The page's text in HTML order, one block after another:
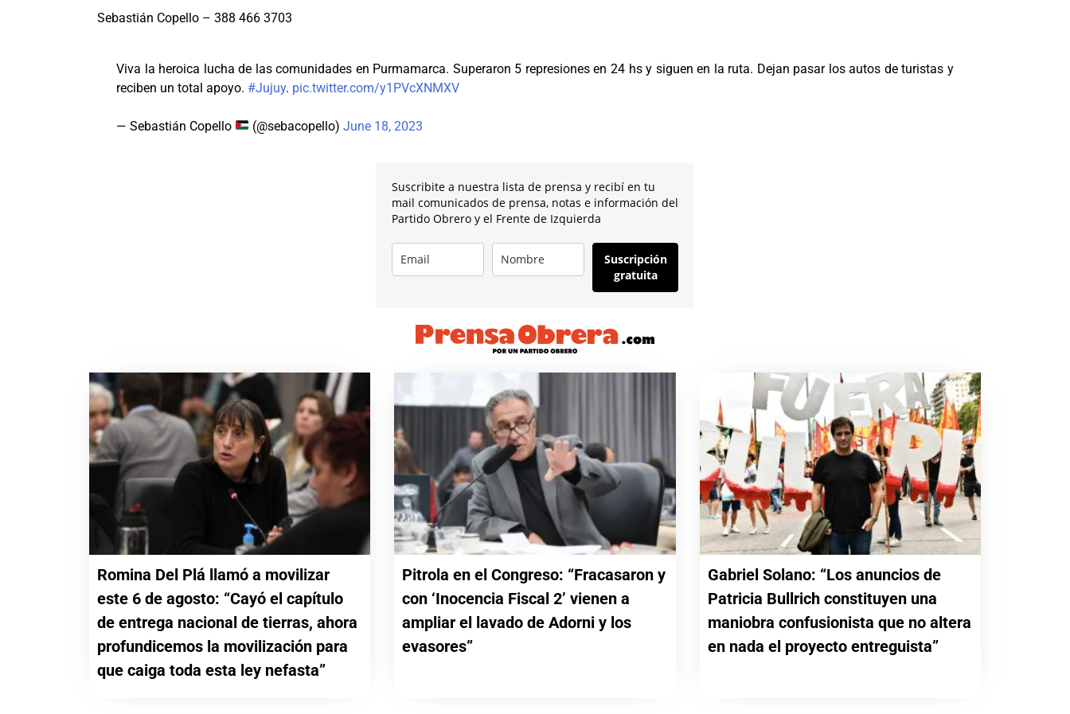
Sebastián Copello – 388 466 3703
Viva la heroica lucha de las comunidades en Purmamarca. Superaron 5 represiones en 24 hs y siguen en la ruta. Dejan pasar los autos de turistas y
reciben un total apoyo. #Jujuy. pic.twitter.com/y1PVcXNMXV
— Sebastián Copello (@sebacopello)June 18, 2023
Suscribite a nuestra lista de prensa y recibí en tu
mail comunicados de prensa, notas e información del
Partido Obrero y el Frente de Izquierda
Suscripción
gratuita
Romina Del Plá llamó a movilizar
este 6 de agosto: “Cayó el capítulo
de entrega nacional de tierras, ahora
profundicemos la movilización para
que caiga toda esta ley nefasta”
Pitrola en el Congreso: “Fracasaron y
con ‘Inocencia Fiscal 2’ vienen a
ampliar el lavado de Adorni y los
evasores”
Gabriel Solano: “Los anuncios de
Patricia Bullrich constituyen una
maniobra confusionista que no altera
en nada el proyecto entreguista”